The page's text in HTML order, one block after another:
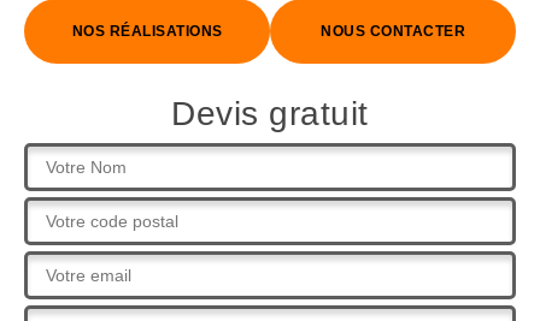
NOS RÉALISATIONS NOUS CONTACTER
Devis gratuit